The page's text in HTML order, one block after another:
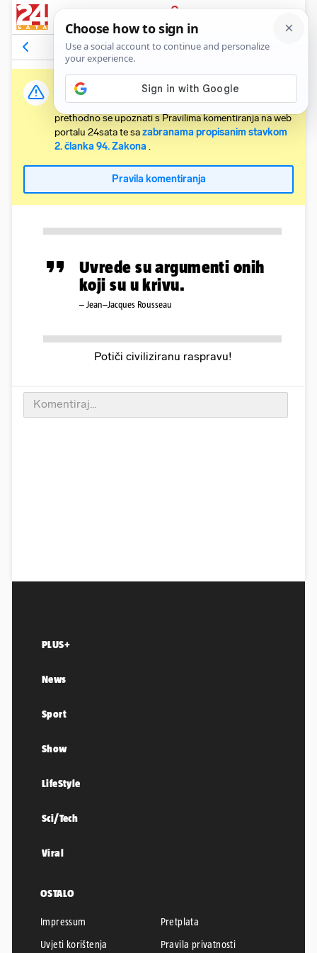
PRIJAVA
Komentari Relevantni
Važna obavijest:
Svaki korisnik koji želi komentirati članke obvezan je
prethodno se upoznati s Pravilima komentiranja na web
portalu 24sata te sazabranama propisanim stavkom
2. članka 94. Zakona .
Pravila komentiranja
Uvrede su argumenti onih
koji su u krivu.
– Jean–Jacques Rousseau
Potiči civiliziranu raspravu!
PLUS+
News
Sport
Show
LifeStyle
Sci/Tech
Viral
OSTALO
Impressum
Pretplata
Uvjeti korištenja
Pravila privatnosti